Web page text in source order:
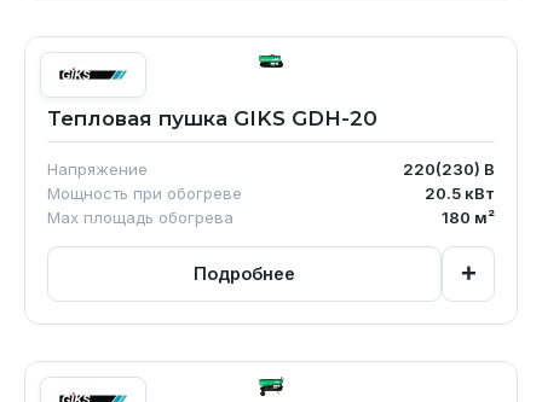
Тепловая пушка GIKS GDH-20
Напряжение 220(230) В
Мощность при обогреве
20.5 кВт
Max площадь обогрева
180 м²
Подробнее +